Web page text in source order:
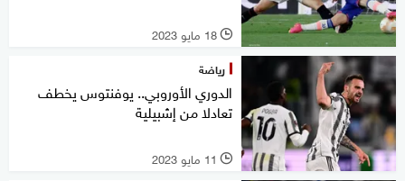
l 18 مايو 2023
رياضة
الدوري الأوروبي.. يوفنتوس يخطف
تعادلا من إشبيلية
l 11 مايو 2023